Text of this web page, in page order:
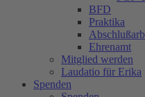
BFD
Praktika
Ehrenamt
Mitglied werden
Laudatio für Erika
Spenden